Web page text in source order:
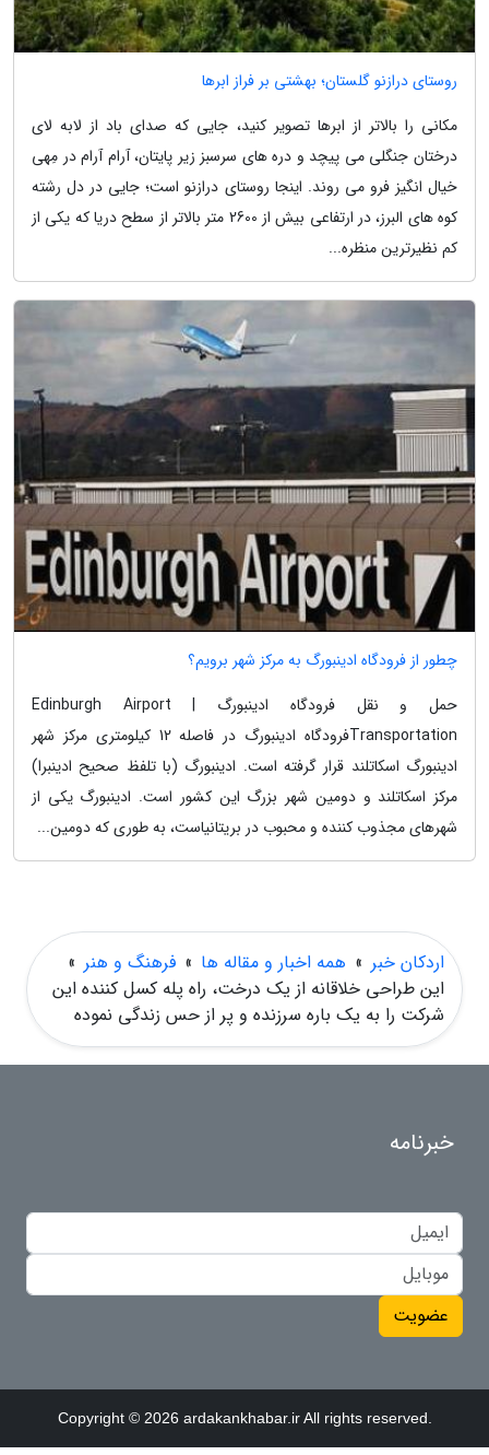
روستای درازنو گلستان؛ بهشتی بر فراز ابرها
مکانی را بالاتر از ابرها تصویر کنید، جایی که صدای باد از لابه لای
درختان جنگلی می پیچد و دره های سرسبز زیر پایتان، آرام آرام در مِهی
خیال انگیز فرو می روند. اینجا روستای درازنو است؛ جایی در دل رشته
کوه های البرز، در ارتفاعی بیش از 2600 متر بالاتر از سطح دریا که یکی از
کم نظیرترین منظره...
چطور از فرودگاه ادینبورگ به مرکز شهر برویم؟
حمل و نقل فرودگاه ادینبورگ | Edinburgh Airport
Transportationفرودگاه ادینبورگ در فاصله 12 کیلومتری مرکز شهر
ادینبورگ اسکاتلند قرار گرفته است. ادینبورگ (با تلفظ صحیح ادینبرا)
مرکز اسکاتلند و دومین شهر بزرگ این کشور است. ادینبورگ یکی از
شهرهای مجذوب کننده و محبوب در بریتانیاست، به طوری که دومین...
اردکان خبر » همه اخبار و مقاله ها » فرهنگ و هنر »
این طراحی خلاقانه از یک درخت، راه پله کسل کننده این
شرکت را به یک باره سرزنده و پر از حس زندگی نموده
خبرنامه
عضویت
Copyright © 2026 ardakankhabar.ir All rights reserved.